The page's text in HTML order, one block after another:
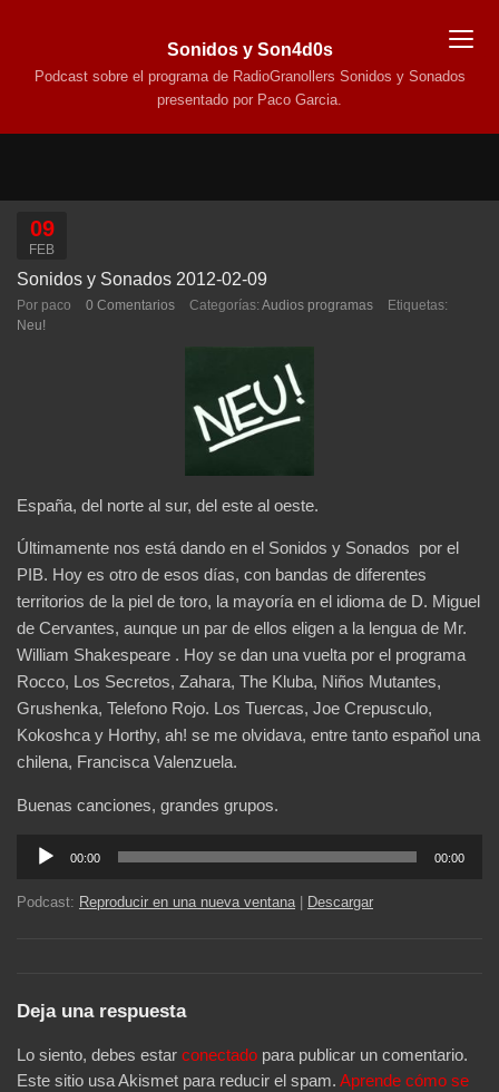
Sonidos y Son4d0s
Podcast sobre el programa de RadioGranollers Sonidos y Sonados
presentado por Paco Garcia.
09
FEB
Sonidos y Sonados 2012-02-09
Por paco 0 Comentarios Categorías: Audios programas
Etiquetas:
Neu!
España, del norte al sur, del este al oeste.
Últimamente nos está dando en el Sonidos y Sonados por el
PIB. Hoy es otro de esos días, con bandas de diferentes
territorios de la piel de toro, la mayoría en el idioma de D. Miguel
de Cervantes, aunque un par de ellos eligen a la lengua de Mr.
William Shakespeare . Hoy se dan una vuelta por el programa
Rocco, Los Secretos, Zahara, The Kluba, Niños Mutantes,
Grushenka, Telefono Rojo. Los Tuercas, Joe Crepusculo,
Kokoshca y Horthy, ah! se me olvidava, entre tanto español una
chilena, Francisca Valenzuela.
Buenas canciones, grandes grupos.
Reproductor
audio
00:00 00:00
Podcast: Reproducir en una nueva ventana| Descargar
Deja una respuesta
Lo siento, debes estar conectado para publicar un comentario.
Este sitio usa Akismet para reducir el spam. Aprende cómo se